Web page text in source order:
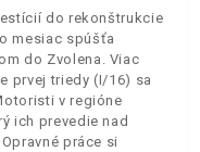
do rekonštrukcie
mesiac spúšťa
do Zvolena. Viac
prvej triedy (I/16) sa
v regióne
ich prevedie nad
práce si